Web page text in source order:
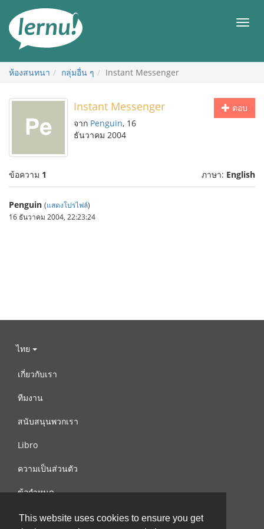
This website uses cookies to ensure you get
สารบัญ
เมนู
ห้องสนทนา กลุ่มอื่น ๆ Instant Messenger
ตอบ
Instant Messenger
จาก Penguin, 16
ธันวาคม 2004
ข้อความ 1 ภาษา: English
Penguin (แสดงโปรไฟล์)
16 ธันวาคม 2004, 22:23:24
ไทย
เกี่ยวกับเรา
ทีมงาน
สนับสนุนพวกเรา
Libro
ความเป็นส่วนตัว
ข้อกำหนด
ติดต่อเรา